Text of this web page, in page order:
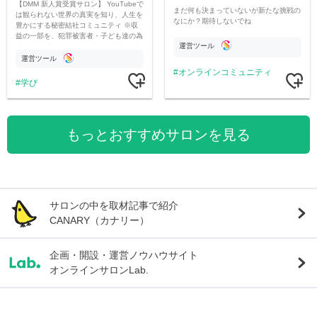
【DMM 新人賞受賞サロン】 YouTubeで
は観られない世界の真実を知り、人生を
豊かにする秘密結社コミュニティ ※収
益の一部を、犯罪被害者・子ども達の為
す運営ツール
学び
まだ何も決まっていないが新たな挑戦の
なにか？期待しないでね
運営ツール
オンラインコミュニティ
もっとおすすめサロンを見る
サロンの中を取材記事で紹介
CANARY（カナリー）
企画・開設・運営ノウハウサイト
オンラインサロンLab.